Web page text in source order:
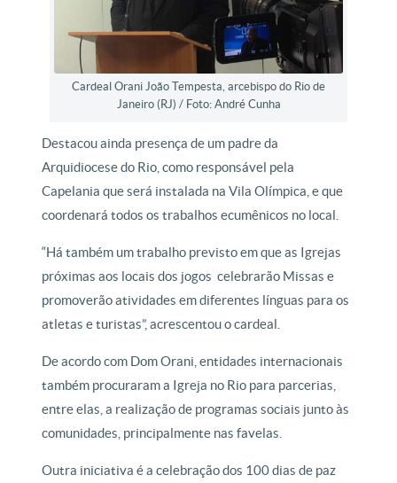
Cardeal Orani João Tempesta, arcebispo do Rio de
Janeiro (RJ) / Foto: André Cunha
Destacou ainda presença de um padre da
Arquidiocese do Rio, como responsável pela
Capelania que será instalada na Vila Olímpica, e que
coordenará todos os trabalhos ecumênicos no local.
“Há também um trabalho previsto em que as Igrejas
próximas aos locais dos jogos celebrarão Missas e
promoverão atividades em diferentes línguas para os
atletas e turistas”, acrescentou o cardeal.
De acordo com Dom Orani, entidades internacionais
também procuraram a Igreja no Rio para parcerias,
entre elas, a realização de programas sociais junto às
comunidades, principalmente nas favelas.
Outra iniciativa é a celebração dos 100 dias de paz